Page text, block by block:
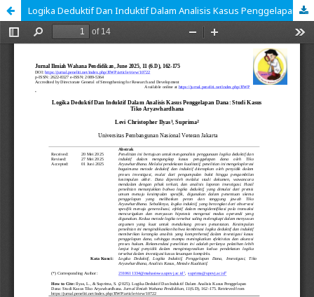
Logika Deduktif Dan Induktif Dalam Analisis Kasus Penggelapan Dana: Studi Kasus Tiko Aryawhardhana